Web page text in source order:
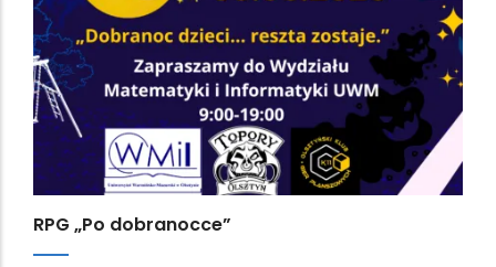
RPG „Po dobranocce”